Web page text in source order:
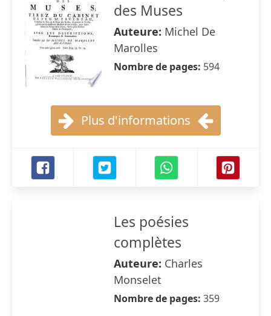
des Muses
Auteure: Michel De
Marolles
Nombre de pages: 594
Plus d'informations
Les poésies
complètes
Auteure: Charles
Monselet
Nombre de pages: 359